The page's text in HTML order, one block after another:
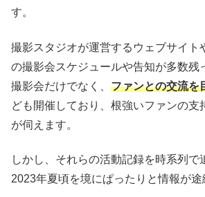
す。
撮影スタジオが運営するウェブサイト
の撮影会スケジュールや告知が多数残
撮影会だけでなく、 ファンとの交流を
ども開催しており、根強いファンの支
が伺えます。
しかし、それらの活動記録を時系列で
2023年夏頃を境にぱったりと情報が途